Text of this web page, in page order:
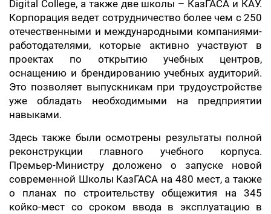
Digital College, а также две школы – КазГАСА и КАУ.
Корпорация ведет сотрудничество более чем с 250
отечественными и международными компаниями-
работодателями, которые активно участвуют в
проектах по открытию учебных центров,
оснащению и брендированию учебных аудиторий.
Это позволяет выпускникам при трудоустройстве
уже обладать необходимыми на предприятии
навыками.
Здесь также были осмотрены результаты полной
реконструкции главного учебного корпуса.
Премьер-Министру доложено о запуске новой
современной Школы КазГАСА на 480 мест, а также
о планах по строительству общежития на 345
койко-мест со сроком ввода в эксплуатацию в